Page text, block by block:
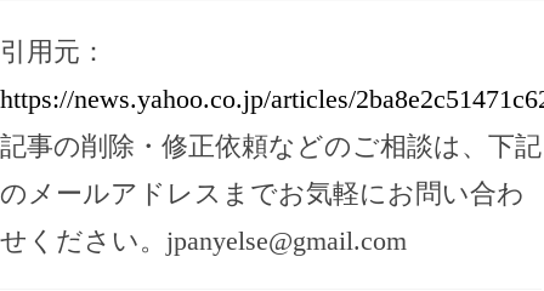
引用元：
https://news.yahoo.co.jp/articles/
記事の削除・修正依頼などのご相談は、下記
のメールアドレスまでお気軽にお問い合わ
せください。 jpanyelse@gmail.com